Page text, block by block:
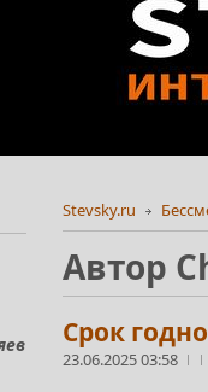
Stevsky.ru
Автор
Срок
23.06.2025 03:58